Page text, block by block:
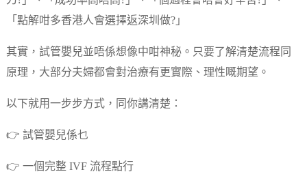
「點解咁多香港人會選擇返深圳做?」
其實，試管嬰兒並唔係想像中咁神秘。只要了解清楚流程同
原理，大部分夫婦都會對治療有更實際、理性嘅期望。
以下就用一步步方式，同你講清楚：
👉 試管嬰兒係乜
👉 一個完整 IVF 流程點行